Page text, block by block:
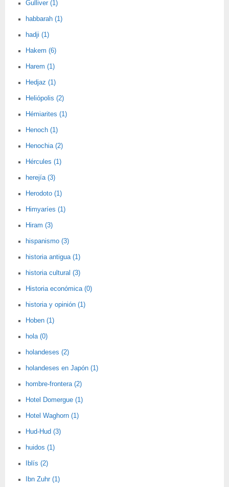
Gulliver (1)
habbarah (1)
hadji (1)
Hakem (6)
Harem (1)
Hedjaz (1)
Heliópolis (2)
Hémiarites (1)
Henoch (1)
Henochia (2)
Hércules (1)
herejía (3)
Herodoto (1)
Himyaríes (1)
Hiram (3)
hispanismo (3)
historia antigua (1)
historia cultural (3)
Historia económica (0)
historia y opinión (1)
Hoben (1)
hola (0)
holandeses (2)
holandeses en Japón (1)
hombre-frontera (2)
Hotel Domergue (1)
Hotel Waghorn (1)
Hud-Hud (3)
huidos (1)
Iblís (2)
Ibn Zuhr (1)